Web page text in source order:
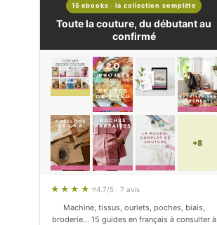
15 ebooks · la collection complète
Toute la couture, du débutant au
confirmé
+8
4.7/5 · 7 avis
Machine, tissus, ourlets, poches, biais,
broderie… 15 guides en français à consulter à